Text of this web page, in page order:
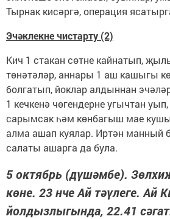
Тырнак кисәргә, операция
Эчәклекне чистарту (2)
Кич 1 стакан сөтне кайнатып,
төнәтәләр, аннары 1 аш кашыгы
болгатып, йоклар алдыннан
1 кечкенә чөгендерне угычтан
сарымсак һәм көнбагыш мае
алма ашап куялар. Иртән манный
салаты ашарга да була.
5 октябрь (дүшәмбе).
көне. 23 нче Ай тәүлеге. Ай
йолдызлыгында, 22.41